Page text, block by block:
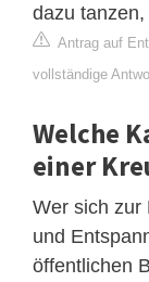
dazu
Antrag auf
vollständige
Welche
einer
Wer sich zur
und
öffentlichen